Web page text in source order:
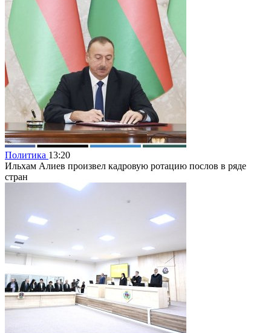
Политика 13:20
Ильхам Алиев произвел кадровую ротацию послов в ряде
стран